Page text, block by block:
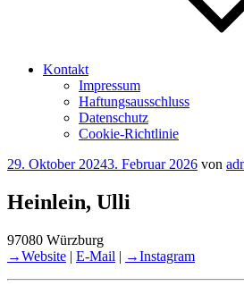
Kontakt
Impressum
Haftungsausschluss
Datenschutz
Cookie-Richtlinie
Veröffentlicht
29. Oktober 20243. Februar 2026 von
Heinlein, Ulli
97080 Würzburg
→Website | E-Mail | →Instagram